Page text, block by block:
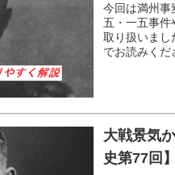
今回は満州事
五・一五事件
取り扱いまし
でお読みくだ
大戦景気
史第77回】